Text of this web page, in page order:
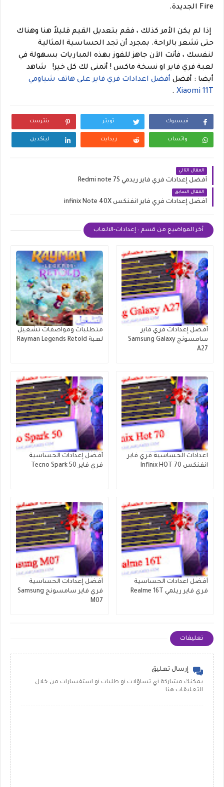
Fire الجديدة.
إذا لم يكن الأمر كذلك ، فقم بتعديل القيم قليلاً هنا وهناك
حتى تشعر بالراحة. بمجرد أن تجد الحساسية المثالية
لنفسك ، فأنت الآن جاهز للفوز بهذه المباريات بسهولة في
لعبة فري فاير او نسخة ماكس ! أتمنى لك كل خير!
شاهد
أيضا : أفضل أفضل اعدادات فري فاير على هاتف شياومي
Xiaomi 11T
.
فيسبوك تويتر بنترست
واتساب ريدايت لينكدين
المقال التالي
أفضل إعدادات فري فاير ريدمي Redmi note 7S
المقال السابق
أفضل إعدادات فري فاير انفنكس infinix Note 40X
أخر المواضيع من قسم : إعدادات-الالعاب
أفضل إعدادات فري فاير
سامسونج Samsung Galaxy
A27
متطلبات ومواصفات تشغيل
لعبة Rayman Legends Retold
اعدادات الحساسية فري فاير
انفنكس Infinix HOT 70
أفضل إعدادات الحساسية
فري فاير Tecno Spark 50
أفضل اعدادات الحساسية
فري فاير ريلمي Realme 16T
أفضل إعدادات الحساسية
فري فاير سامسونج Samsung
M07
تعليقات
إرسال تعليق
يمكنك مشاركة أي تساؤلات أو طلبات أو استفسارات من خلال
التعليقات هنا